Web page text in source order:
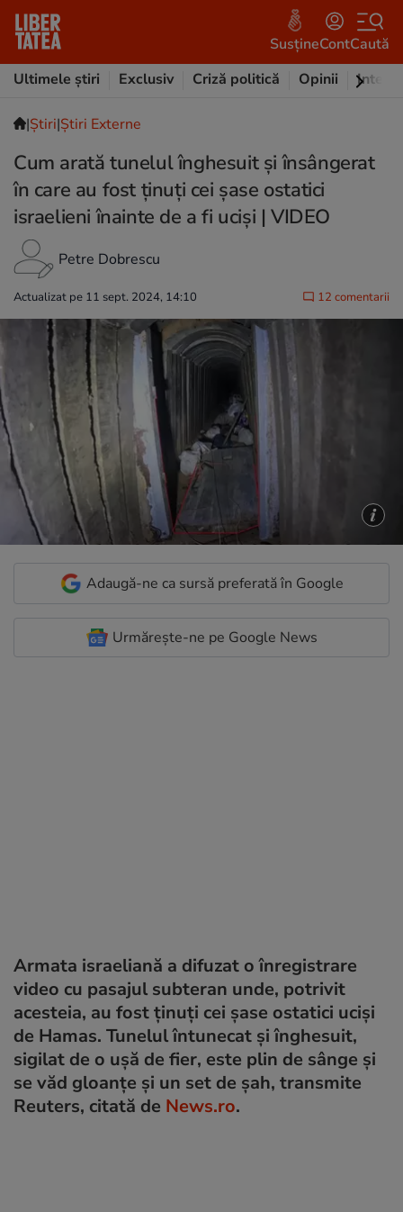
SusțineContCaută
Ultimele știri
Exclusiv Criză politică Opinii
|Ştiri|Știri Externe
Cum arată tunelul înghesuit şi însângerat
în care au fost ţinuţi cei şase ostatici
israelieni înainte de a fi ucişi | VIDEO
Petre Dobrescu
Actualizat pe 11 sept. 2024, 14:10 12 comentarii
Adaugă-ne ca sursă preferată în Google
Urmărește-ne pe Google News
Armata israeliană a difuzat o înregistrare
video cu pasajul subteran unde, potrivit
acesteia, au fost ţinuţi cei şase ostatici ucişi
de Hamas. Tunelul întunecat şi înghesuit,
sigilat de o uşă de fier, este plin de sânge şi
se văd gloanţe şi un set de şah, transmite
Reuters, citată de News.ro.